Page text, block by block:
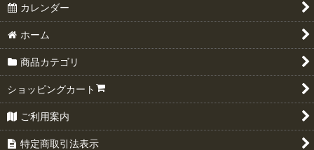
カレンダー
ホーム
商品カテゴリ
ショッピングカート
ご利用案内
特定商取引法表示